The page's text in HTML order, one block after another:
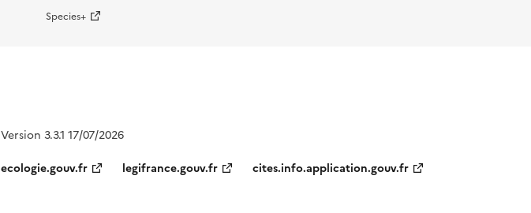
Species+
Version 3.3.1 17/07/2026
ecologie.gouv.fr
legifrance.gouv.fr cites.info.application.gouv.fr